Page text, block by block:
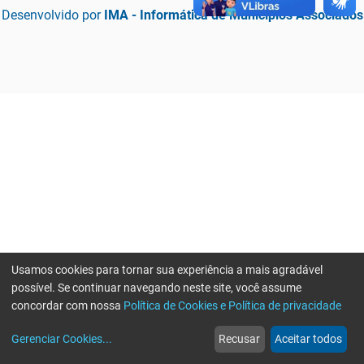
Desenvolvido por IMA - Informática de Municípios Associados
web
Notícias
more_horiz
Mais
Usamos cookies para tornar sua experiência a mais agradável
possível. Se continuar navegando neste site, você assume
concordar com nossa Política de Cookies e Política de privacidade
Gerenciar Cookies... Recusar Aceitar todos
Erro ao enviar informações, por favor tente novamente